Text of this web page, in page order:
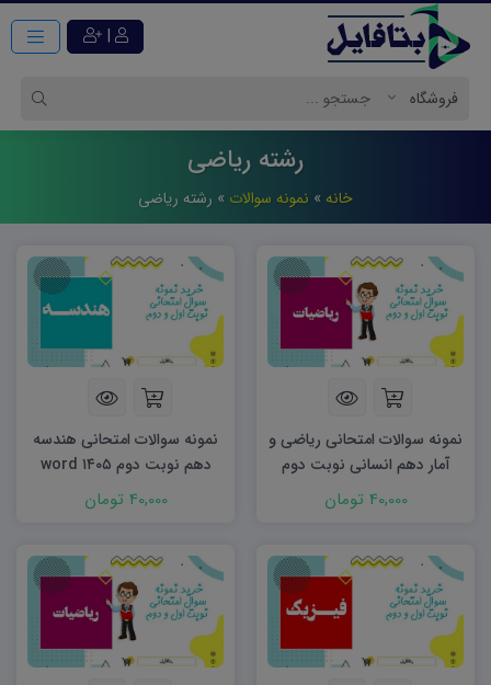
|
رشته ریاضی
خانه » نمونه سوالات » رشته ریاضی
نمونه سوالات امتحانی ریاضی و
آمار دهم انسانی نوبت دوم
۱۴۰۵ word
40,000 تومان
نمونه سوالات امتحانی هندسه
دهم نوبت دوم ۱۴۰۵ word
40,000 تومان